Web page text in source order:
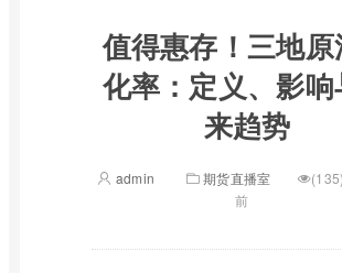
值得惠存！三地
化率：定义、影
来趋势
admin 期货直播室 (135)
前